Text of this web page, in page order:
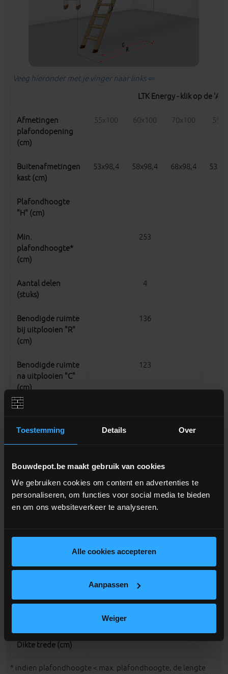
Toestemming Details Over
Bouwdepot.be maakt gebruik van cookies
We gebruiken cookies om content en advertenties te
personaliseren, om functies voor social media te bieden
en om ons websiteverkeer te analyseren.
Alle cookies accepteren
Aanpassen
Weiger
Veeg hieronder met je vinger naar links ⇦
LTK Energy - klik op de
Afmetingen
plafondopening
(cm)
55x100 60x100 70x100
Buitenafmetingen
kast (cm)
53x98,4 58x98,4 68x98,4
Plafondhoogte
"H" (cm)
Min.
plafondhoogte*
(cm)
253
Aantal delen
(stuks)
4
Benodigde ruimte
bij uitplooien "R"
(cm)
136
Benodigde ruimte
na uitplooien "C"
(cm)
123
"K" (cm)
"E" (cm)
Uitwijking na
opening "P" (cm)
hoogte om de
(stuks)
Dikte trede (cm)
* indien plafondhoogte < max. plafondhoogte, de lengte